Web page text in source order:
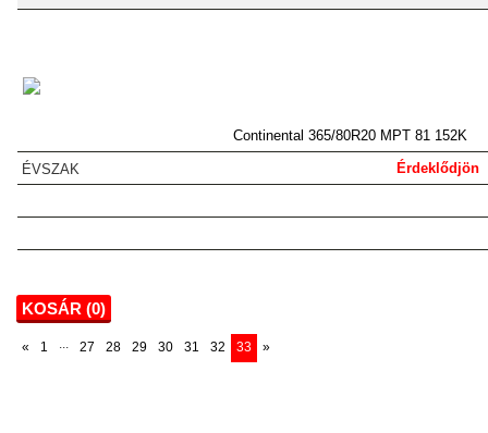
Continental 365/80R20 MPT 81 152K
Érdeklődjön
KOSÁR (0)
« 1 ... 27 28 29 30 31 32 33 »